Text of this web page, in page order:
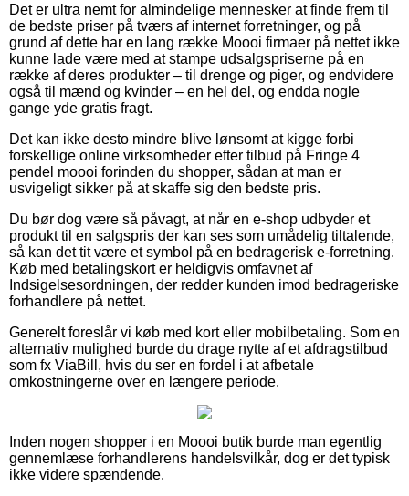
Det er ultra nemt for almindelige mennesker at finde frem til
de bedste priser på tværs af internet forretninger, og på
grund af dette har en lang række Moooi firmaer på nettet ikke
kunne lade være med at stampe udsalgspriserne på en
række af deres produkter – til drenge og piger, og endvidere
også til mænd og kvinder – en hel del, og endda nogle
gange yde gratis fragt.
Det kan ikke desto mindre blive lønsomt at kigge forbi
forskellige online virksomheder efter tilbud på Fringe 4
pendel moooi forinden du shopper, sådan at man er
usvigeligt sikker på at skaffe sig den bedste pris.
Du bør dog være så påvagt, at når en e-shop udbyder et
produkt til en salgspris der kan ses som umådelig tiltalende,
så kan det tit være et symbol på en bedragerisk e-forretning.
Køb med betalingskort er heldigvis omfavnet af
Indsigelsesordningen, der redder kunden imod bedrageriske
forhandlere på nettet.
Generelt foreslår vi køb med kort eller mobilbetaling. Som en
alternativ mulighed burde du drage nytte af et afdragstilbud
som fx ViaBill, hvis du ser en fordel i at afbetale
omkostningerne over en længere periode.
Inden nogen shopper i en Moooi butik burde man egentlig
gennemlæse forhandlerens handelsvilkår, dog er det typisk
ikke videre spændende.